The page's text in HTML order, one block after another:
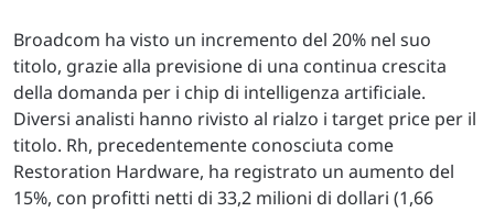
Broadcom ha visto un incremento del 20% nel suo
titolo, grazie alla previsione di una continua crescita
della domanda per i chip di intelligenza artificiale.
Diversi analisti hanno rivisto al rialzo i target price per il
titolo. Rh, precedentemente conosciuta come
Restoration Hardware, ha registrato un aumento del
15%, con profitti netti di 33,2 milioni di dollari (1,66